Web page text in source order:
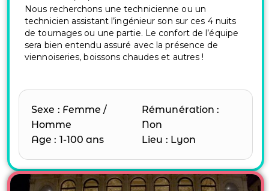
Nous recherchons une technicienne ou un
technicien assistant l’ingénieur son sur ces 4 nuits
de tournages ou une partie. Le confort de l’équipe
sera bien entendu assuré avec la présence de
viennoiseries, boissons chaudes et autres !
Sexe : Femme /
Homme
Age : 1-100 ans
Rémunération :
Non
Lieu : Lyon